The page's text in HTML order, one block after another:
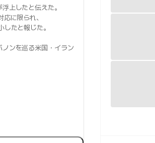
上したと伝えた。
に限られ、
たと報じた。
ンを巡る米国・イラン